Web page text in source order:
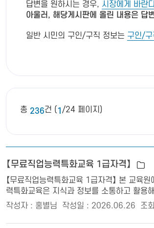
답변을 원하시는 경우, 시장에게 바란
아울러, 해당게시판에 올린 내용은 답
일반 시민의 구인/구직 정보는 구인/
총 236건 ( 1 /24 페이지)
【무료직업능력특화교육 1급자격】
【무료직업능력특화교육 1급자격】 본 교
력특화교육은 지식과 정보를 소통하고 활용
작성자 : 홍별님
작성일 : 2026.06.26 조